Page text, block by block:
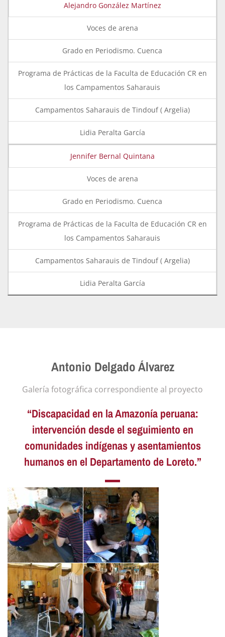
Alejandro González Martínez
Voces de arena
Grado en Periodismo. Cuenca
Programa de Prácticas de la Faculta de Educación CR en
los Campamentos Saharauis
Campamentos Saharauis de Tindouf ( Argelia)
Lidia Peralta García
Jennifer Bernal Quintana
Voces de arena
Grado en Periodismo. Cuenca
Programa de Prácticas de la Faculta de Educación CR en
los Campamentos Saharauis
Campamentos Saharauis de Tindouf ( Argelia)
Lidia Peralta García
Antonio Delgado Álvarez
Galería fotográfica correspondiente al proyecto
“Discapacidad en la Amazonía peruana:
intervención desde el seguimiento en
comunidades indígenas y asentamientos
humanos en el Departamento de Loreto.”